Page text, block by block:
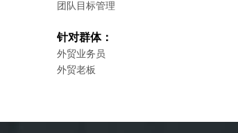
团队目标管理
针对群体：
外贸业务员
外贸老板